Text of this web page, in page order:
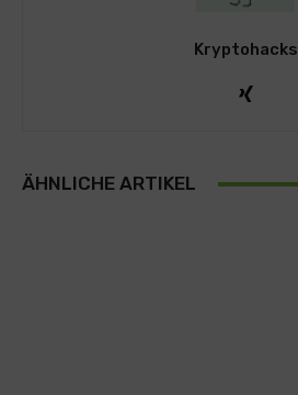
Kryptohacks
ÄHNLICHE ARTIKEL